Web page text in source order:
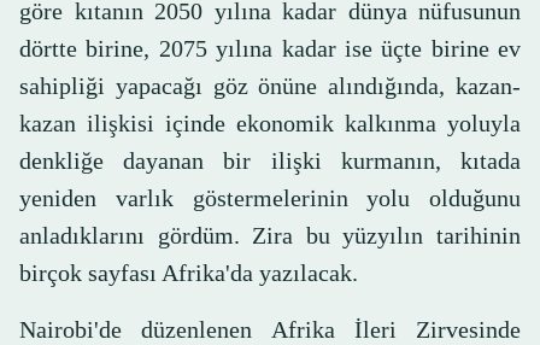
göre kıtanın 2050 yılına kadar dünya nüfusunun
dörtte birine, 2075 yılına kadar ise üçte birine ev
sahipliği yapacağı göz önüne alındığında, kazan-
kazan ilişkisi içinde ekonomik kalkınma yoluyla
denkliğe dayanan bir ilişki kurmanın, kıtada
yeniden varlık göstermelerinin yolu olduğunu
anladıklarını gördüm. Zira bu yüzyılın tarihinin
birçok sayfası Afrika'da yazılacak.
Nairobi'de düzenlenen Afrika İleri Zirvesinde